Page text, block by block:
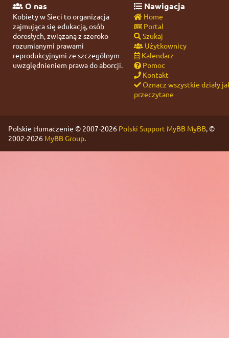
O nas
Kobiety w Sieci to organizacja
zajmująca się edukacją, osób
dorosłych, związaną z szeroko
rozumianymi prawami
reprodukcyjnymi ze szczególnym
uwzględnieniem prawa do aborcji.
Nawigacja
Home
Portal
Szukaj
Użytkownicy
Kalendarz
Pomoc
Kontakt
Oznacz wszystkie działy
przeczytane
Polskie tłumaczenie © 2007-2026 Polski Support MyBB MyBB, ©
2002-2026 MyBB Group.